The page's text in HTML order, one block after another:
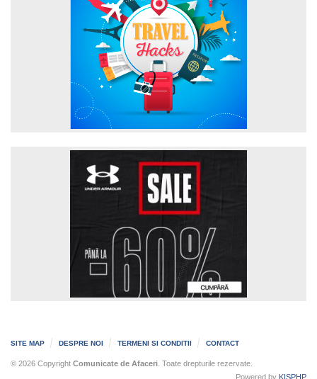
SITE MAP DESPRE NOI TERMENI SI CONDITII CONTACT
© 2026 Copyright Comunicate de Afaceri . Toate drepturile rezervate.
Powered by KISPHP